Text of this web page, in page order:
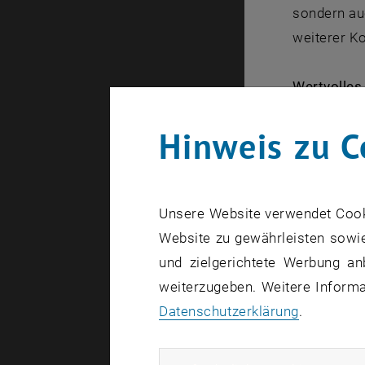
sondern
weiterer
in
Wien
Isolierung
Energie-
lautet:
Hinweis zu
Unsere Website verwendet
Website zu gewährleisten
und zielgerichtete Werbung
weiterzugeben. Weitere
Datenschutzerklärung.